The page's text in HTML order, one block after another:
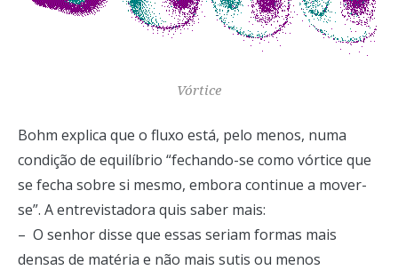
Vórtice
Bohm explica que o fluxo está, pelo menos, numa
condição de equilíbrio “fechando-se como vórtice que
se fecha sobre si mesmo, embora continue a mover-
se”. A entrevistadora quis saber mais:
– O senhor disse que essas seriam formas mais
densas de matéria e não mais sutis ou menos